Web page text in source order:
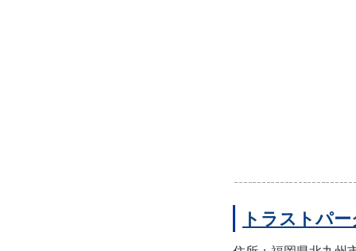
トラストパ